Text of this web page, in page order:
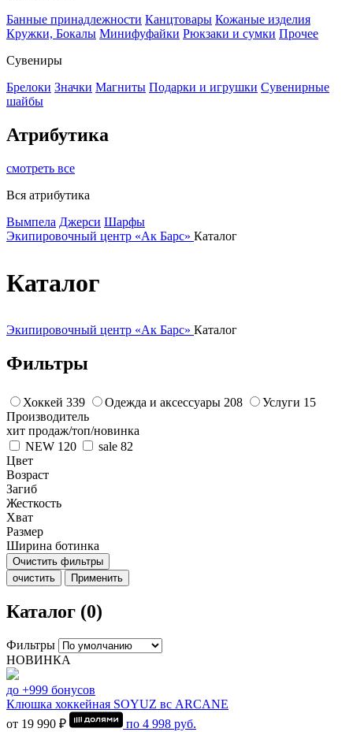
Банные принадлежности Канцтовары Кожаные изделия
Кружки, Бокалы Минифуфайки Рюкзаки и сумки Прочее
Сувениры
Брелоки Значки Магниты Подарки и игрушки Сувенирные
шайбы
Атрибутика
смотреть все
Вся атрибутика
Вымпела Джерси Шарфы
Экипировочный центр «Ак Барс» Каталог
Каталог
Экипировочный центр «Ак Барс» Каталог
Фильтры
Хоккей 339 Одежда и аксессуары 208 Услуги 15
Производитель
хит продаж/топ/новинка
NEW 120 sale 82
Цвет
Возраст
Загиб
Жесткость
Хват
Размер
Ширина ботинка
Очистить фильтры
очистить
Применить
Каталог (0)
Фильтры
НОВИНКА
до +999 бонусов
Клюшка хоккейная SOYUZ вс ARCANE
от 19 990 ₽
по 4 998 руб.